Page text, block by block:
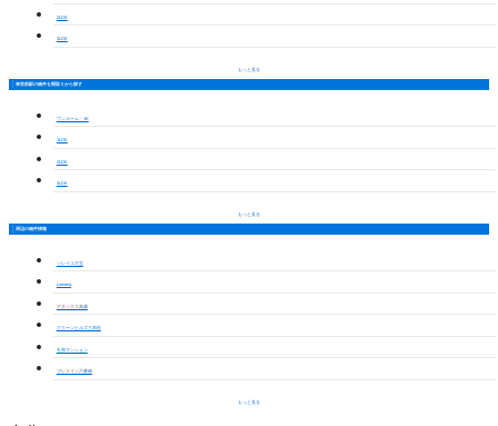
2LDK
3LDK
もっと見る
神宮前駅の物件を間取りから探す
ワンルーム・1K
1LDK
2LDK
3LDK
もっと見る
周辺の物件情報
ソレイユ大宝
Lumoria
アネックス高蔵
グリーンヒルズ三本松
丸和マンション
プレスイン六番南
もっと見る